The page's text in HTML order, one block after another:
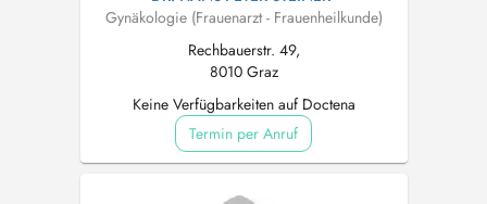
Gynäkologie (Frauenarzt - Frauenheilkunde)
Rechbauerstr. 49,
8010 Graz
Keine Verfügbarkeiten auf Doctena
Termin per Anruf